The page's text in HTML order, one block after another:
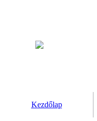
Kezdőlap